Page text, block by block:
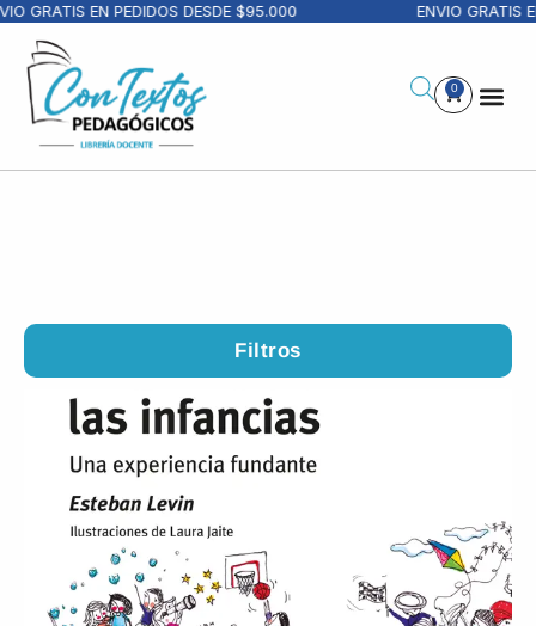
EN PEDIDOS DESDE $95.000 ENVIO GRATIS EN
0
Filtros